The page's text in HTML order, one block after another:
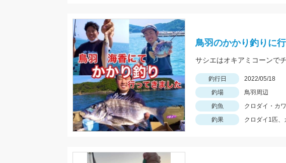
鳥羽のかかり釣りに
サシエはオキアミコーンで
釣行日 2022/05/18
釣場
鳥羽周辺
釣魚
クロダイ・カ
釣果
クロダイ1匹、